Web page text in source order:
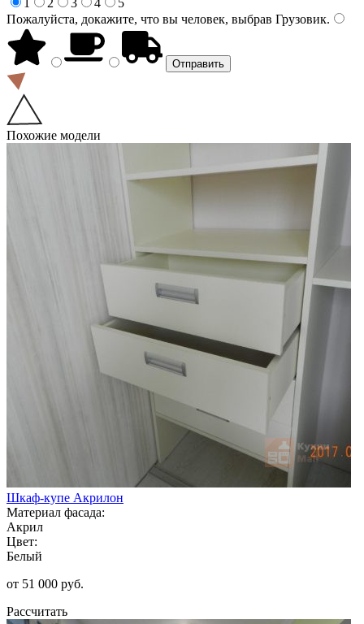
Пожалуйста, докажите, что вы человек, выбрав Грузовик.
Похожие модели
Шкаф-купе Акрилон
Материал фасада:
Акрил
Цвет:
Белый
от 51 000 руб.
Рассчитать